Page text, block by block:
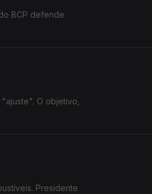
BCP defende
O objetivo,
Presidente